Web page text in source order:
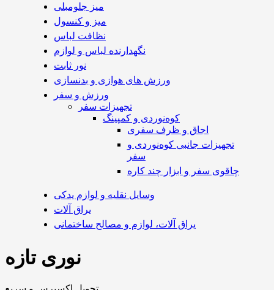
میز جلومبلی
میز و کنسول
نظافت لباس
نگهدارنده لباس و لوازم
نور ثابت
ورزش های هوازی و بدنسازی
ورزش و سفر
تجهیزات سفر
کوه‌نوردی و کمپینگ
اجاق و ظرف سفری
تجهیزات جانبی کوه‌نوردی و
سفر
چاقوی سفر و ابزار چند کاره
وسایل نقلیه و لوازم یدکی
یراق آلات
یراق آلات، لوازم و مصالح ساختمانی
نوری تازه